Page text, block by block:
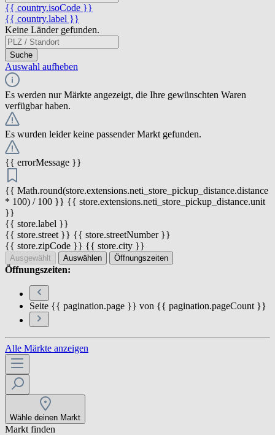
{{ country.isoCode }}
{{ country.label }}
Keine Länder gefunden.
Suche
Auswahl aufheben
Es werden nur Märkte angezeigt, die Ihre gewünschten Waren
verfügbar haben.
Es wurden leider keine passender Markt gefunden.
{{ errorMessage }}
{{ Math.round(store.extensions.neti_store_pickup_distance.distance
* 100) / 100 }} {{ store.extensions.neti_store_pickup_distance.unit
}}
{{ store.label }}
{{ store.street }} {{ store.streetNumber }}
{{ store.zipCode }} {{ store.city }}
Ausgewählt Auswählen Öffnungszeiten
Öffnungszeiten:
Seite {{ pagination.page }} von {{ pagination.pageCount }}
Alle Märkte anzeigen
Wähle deinen Markt
Markt finden